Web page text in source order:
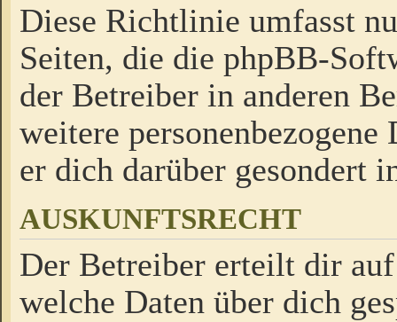
Diese Richtlinie umfasst
Seiten, die die phpBB-
der Betreiber in anderen
weitere
er dich darüber gesondert
AUSKUNFTSRECHT
Der Betreiber erteilt dir
welche Daten über dich